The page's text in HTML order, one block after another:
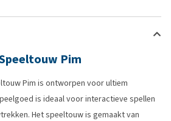
Pim
Pim is ontworpen voor ultiem
is ideaal voor interactieve spellen
Het speeltouw is gemaakt van